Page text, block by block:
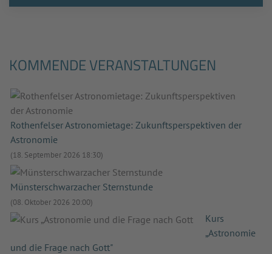
KOMMENDE VERANSTALTUNGEN
Rothenfelser Astronomietage: Zukunftsperspektiven der
Astronomie
(18. September 2026 18:30)
Münsterschwarzacher Sternstunde
(08. Oktober 2026 20:00)
Kurs
„Astronomie
und die Frage nach Gott"